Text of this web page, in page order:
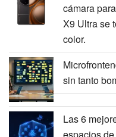
cámara
X9 Ultra se
color.
sin tanto
Las 6
espacios